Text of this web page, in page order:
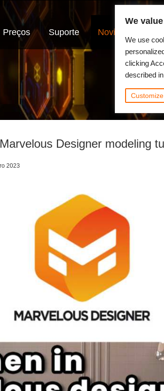
Preços Suporte Novidades
Designer modeling
2023
We
We use
clicking
described
Customize